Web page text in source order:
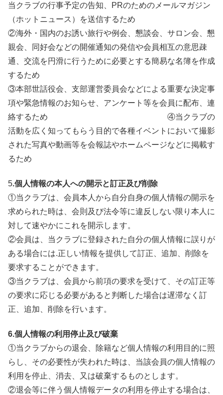
当クラブの行事予定の告知、PRのためのメールマガジン
（ホットニュース）を送信するため
②海外・国内のお誘い旅行や例会、懇談会、サロン会、懇
親会、同好会などの開催通知の発信や会員相互の意思疎
通、交流を円滑に行うために必要とする簡易な名簿を作成
するため
③本部世話役会、支部運営委員会などによる重要な決定事
項や緊急情報のお知らせ、アンケート等を会員に配布、連
絡するため ④当クラブの
活動を広く知ってもらう目的で各種イベントにおいて撮影
された写真や動画等を会報誌やホームページなどに掲載す
るため
5.個人情報の本人への開示と訂正及び削除
①当クラブは、会員本人から自分自身の個人情報の開示を
求められた時は、会則及び法令等に違反しない限り本人に
対して速やかにこれを開示します。
②会員は、当クラブに登録された自分の個人情報に誤りが
ある場合には.正しい情報を提供して訂正、追加、削除を
要求することができます。
③当クラブは、会員から前項の要求を受けて、その訂正等
の要求に応じる必要があると判断した場合は遅滞なく訂
正、追加、削除を行います。
6.個人情報の利用停止及び破棄
①当クラブからの退会、除籍など個人情報の利用目的に照
らし、その必要性が失われた時は、当該会員の個人情報の
利用を停止、消去、又は破棄するものとします。
②退会等に伴う個人情報データの利用を停止する場合は、